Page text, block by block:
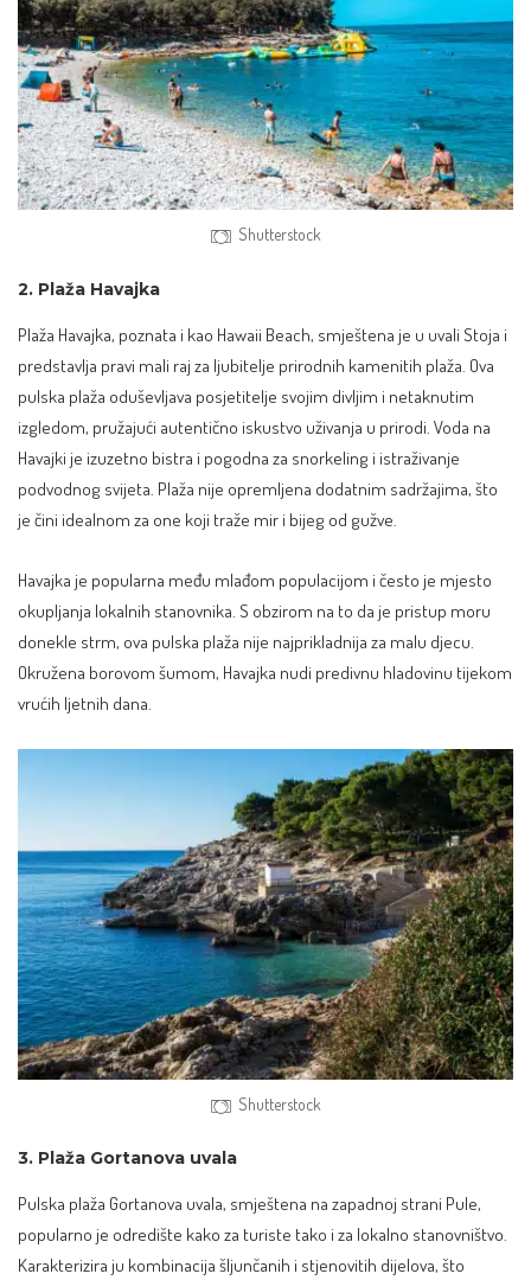
Shutterstock
2. Plaža Havajka
Plaža Havajka, poznata i kao Hawaii Beach, smještena je u uvali Stoja i
predstavlja pravi mali raj za ljubitelje prirodnih kamenitih plaža. Ova
pulska plaža oduševljava posjetitelje svojim divljim i netaknutim
izgledom, pružajući autentično iskustvo uživanja u prirodi. Voda na
Havajki je izuzetno bistra i pogodna za snorkeling i istraživanje
podvodnog svijeta. Plaža nije opremljena dodatnim sadržajima, što
je čini idealnom za one koji traže mir i bijeg od gužve.
Havajka je popularna među mlađom populacijom i često je mjesto
okupljanja lokalnih stanovnika. S obzirom na to da je pristup moru
donekle strm, ova pulska plaža nije najprikladnija za malu djecu.
Okružena borovom šumom, Havajka nudi predivnu hladovinu tijekom
vrućih ljetnih dana.
Shutterstock
3. Plaža Gortanova uvala
Pulska plaža Gortanova uvala, smještena na zapadnoj strani Pule,
popularno je odredište kako za turiste tako i za lokalno stanovništvo.
Karakterizira ju kombinacija šljunčanih i stjenovitih dijelova, što